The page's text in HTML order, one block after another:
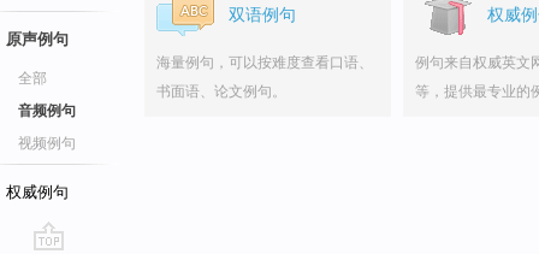
原声例句
全部
音频例句
视频例句
权威例句
双语例句
海量例句，可以按难度查看口语、
书面语、论文例句。
权威
例句来自权威英文
等，提供最专业的